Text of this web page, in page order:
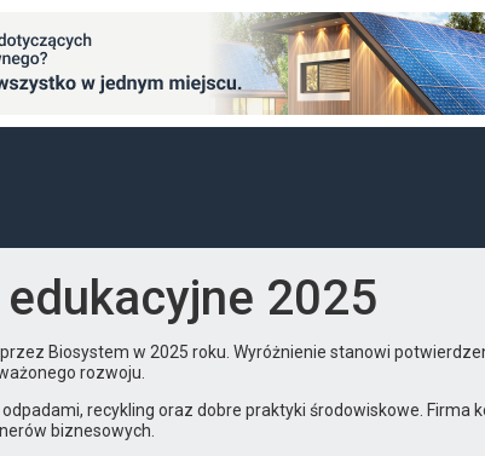
2025
Biosystem w 2025 roku. Wyróżnienie stanowi
rozwoju.
recykling oraz dobre praktyki środowiskowe. Firma
biznesowych.